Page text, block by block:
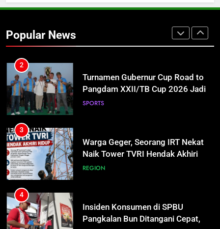
Popular News
Agenda ke Calon Rektor Prof.
2
Wadah Kembangkan Talenta Muda
SPORTS
3
Hidup
REGION
4
Pertamina Pastikan Pelayanan
Tetap Jalan
ECONOMY